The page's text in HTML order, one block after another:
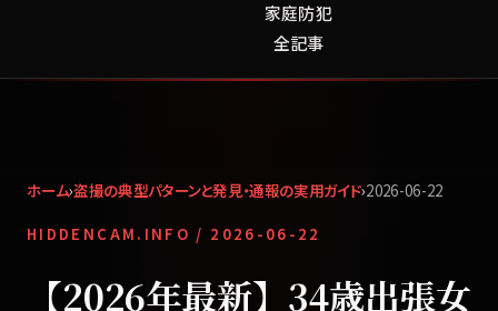
家庭防犯
全記事
ホーム›盗撮の典型パターンと発見・通報の実用ガイド›2026-06-22
HIDDENCAM.INFO / 2026-06-22
【2026年最新】34歳出張女